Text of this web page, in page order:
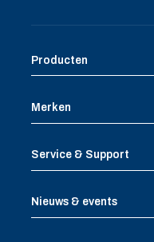
Producten
Merken
Service & Support
Nieuws & events